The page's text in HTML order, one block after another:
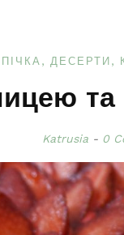
ДЕСЕРТИ,
Katrusia 0